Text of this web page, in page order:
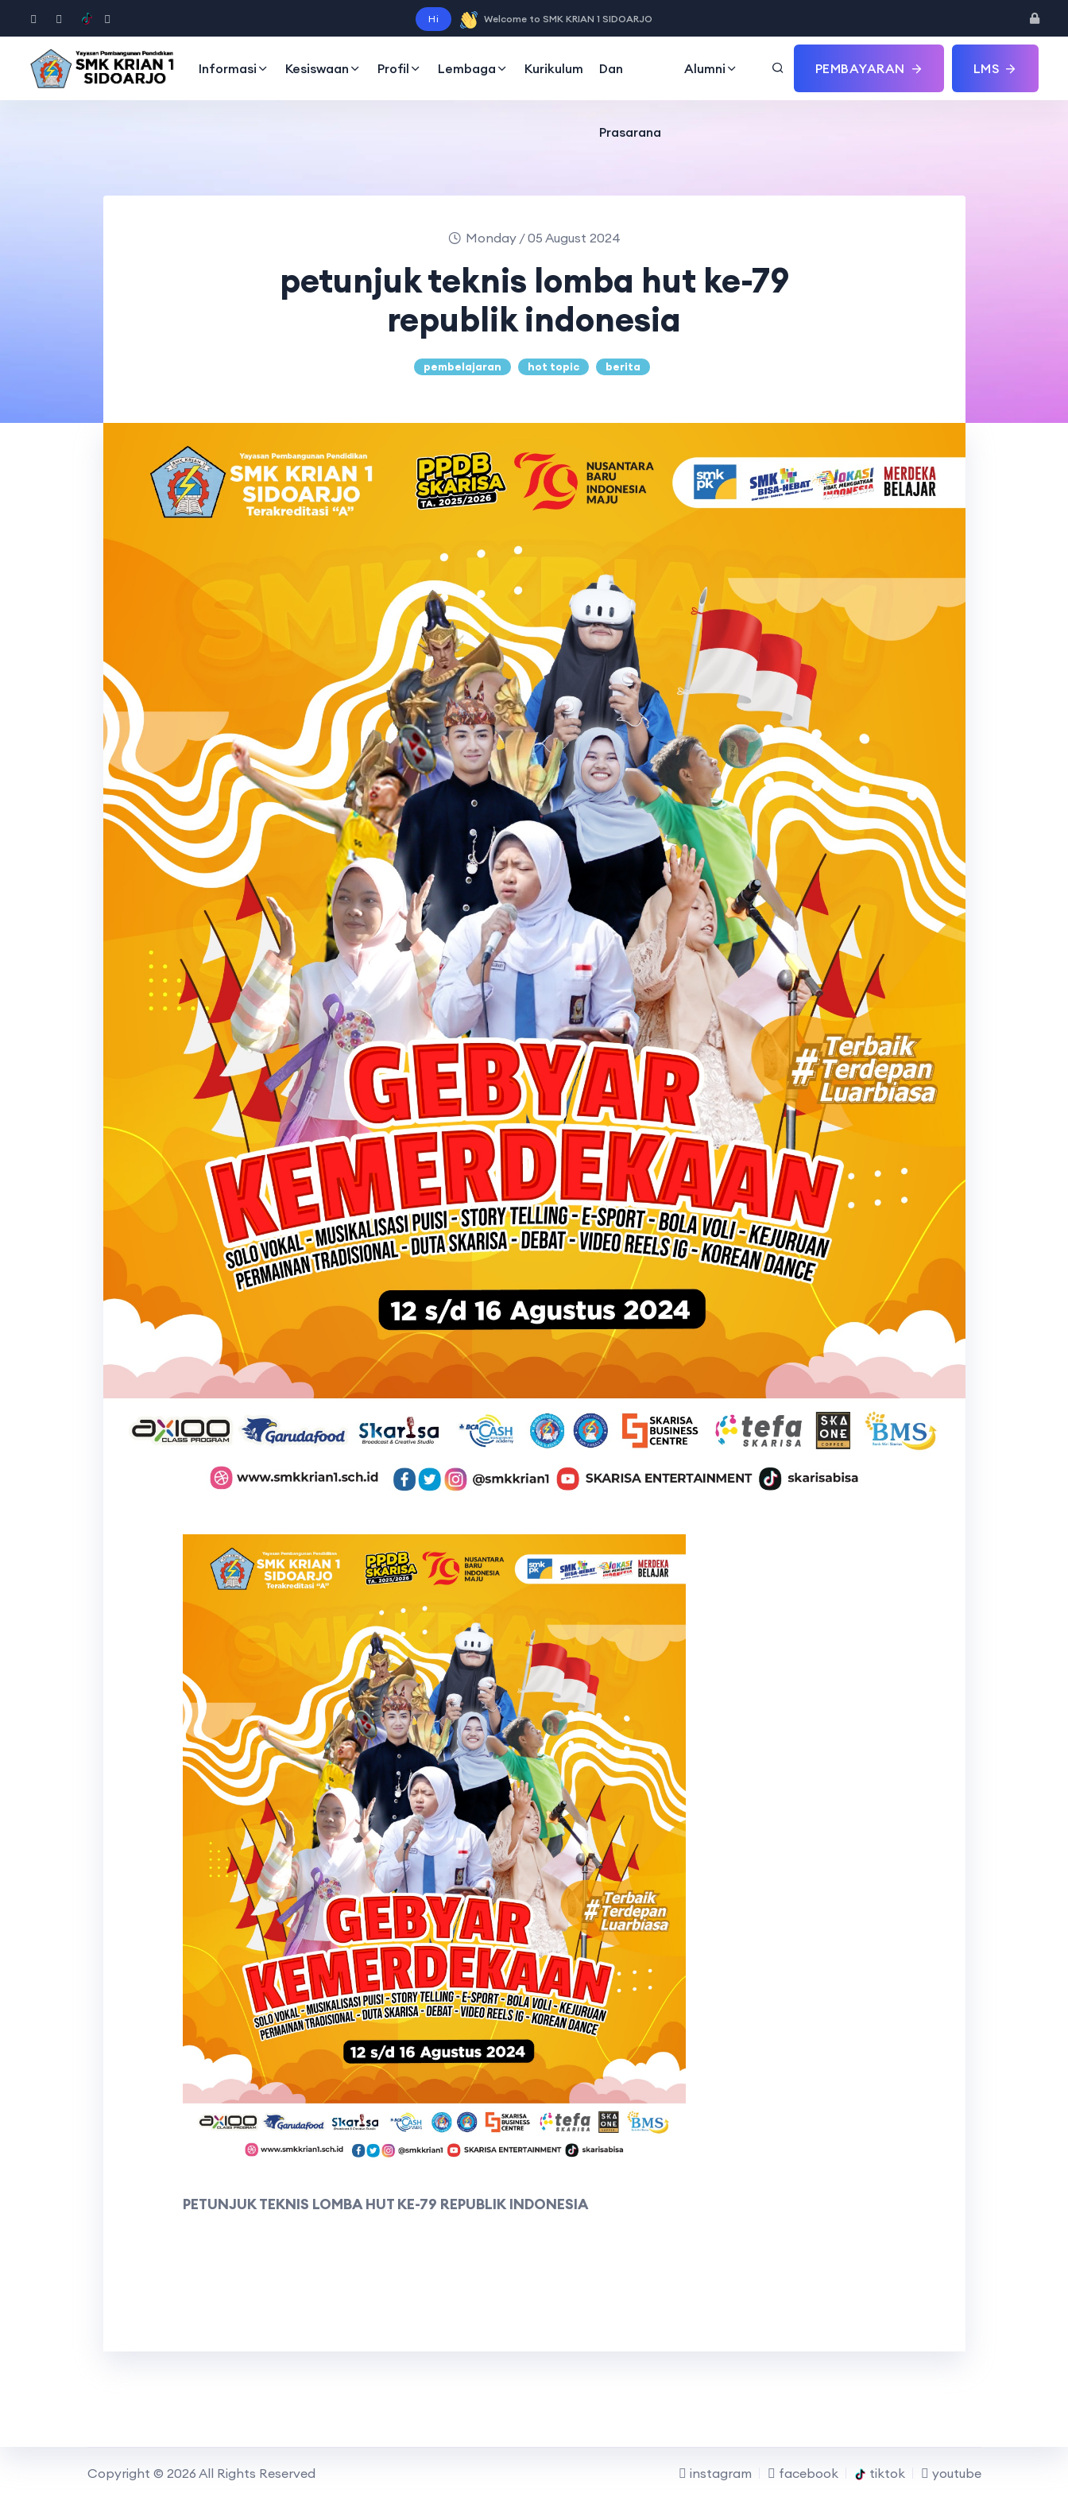
Hi Welcome to SMK KRIAN 1 SIDOARJO
Informasi Kesiswaan Profil Lembaga Kurikulum Dan
Prasarana
Alumni PEMBAYARAN LMS
Monday / 05 August 2024
petunjuk teknis lomba hut ke-79
republik indonesia
pembelajaran hot topic berita
PETUNJUK TEKNIS LOMBA HUT KE-79 REPUBLIK INDONESIA
Copyright © 2026 All Rights Reserved instagram facebook tiktok youtube